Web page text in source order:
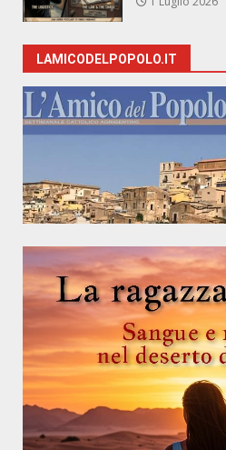
LAMICODELPOPOLO.IT